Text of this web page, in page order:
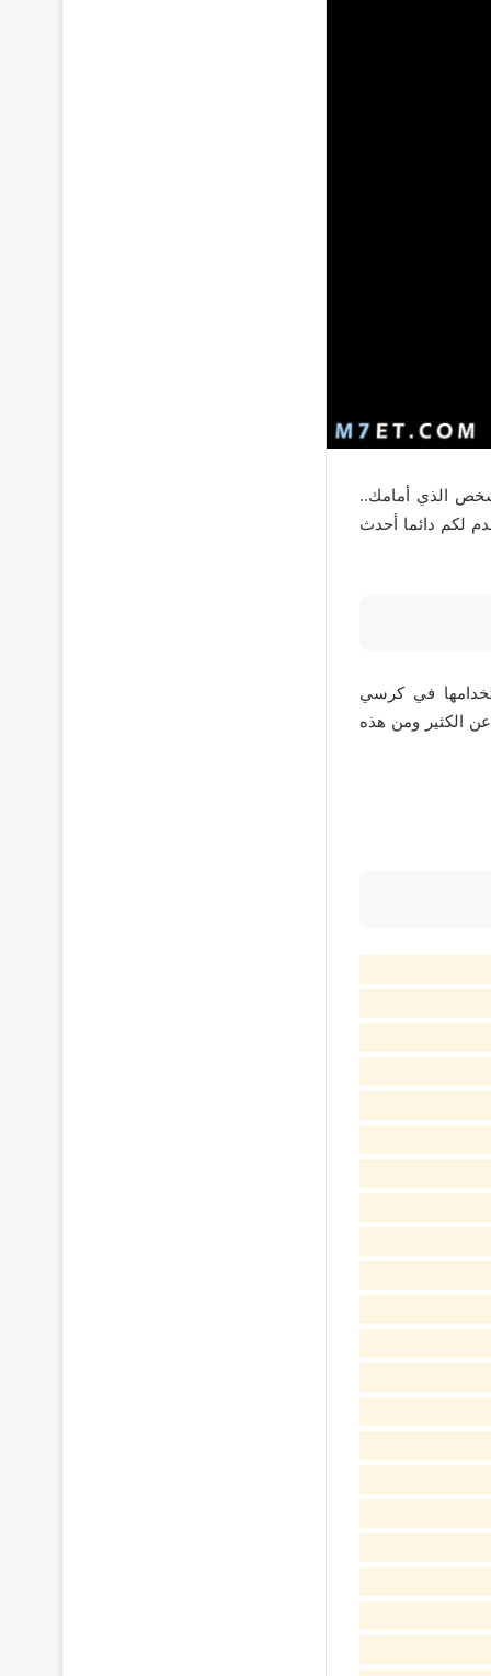
الذي أمامك..
لكم دائما أحدث
في كرسي
الكثير ومن هذه